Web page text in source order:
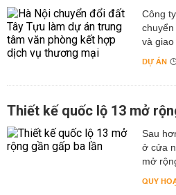
Công
và giao
DỰ ÁN
Thiết kế quốc lộ 13 mở
Sau
ở cửa
mở
QUY